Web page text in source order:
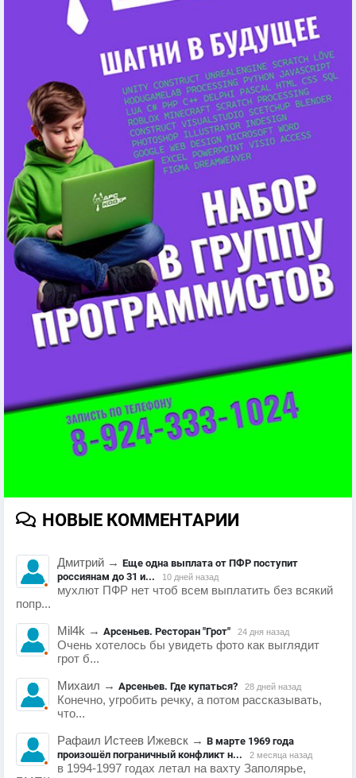
НОВЫЕ КОММЕНТАРИИ
Дмитрий → Еще одна выплата от ПФР поступит
россиянам до 31 и...
10 дней назад
мухлют ПФР нет чтоб всем выплатить без всякий
попр...
Mil4k → Арсеньев. Ресторан "Грот" 24 дня назад
Очень хотелось бы увидеть фото как выглядит
грот б...
Михаил → Арсеньев. Где купаться? 28 дней назад
Конечно, угробить речку, а потом рассказывать,
что...
Рафаил Истеев Ижевск → В марте 1969 года
произошёл пограничный конфликт н...
2 месяца назад
в 1994-1997 годах летал на вахту Заполярье,